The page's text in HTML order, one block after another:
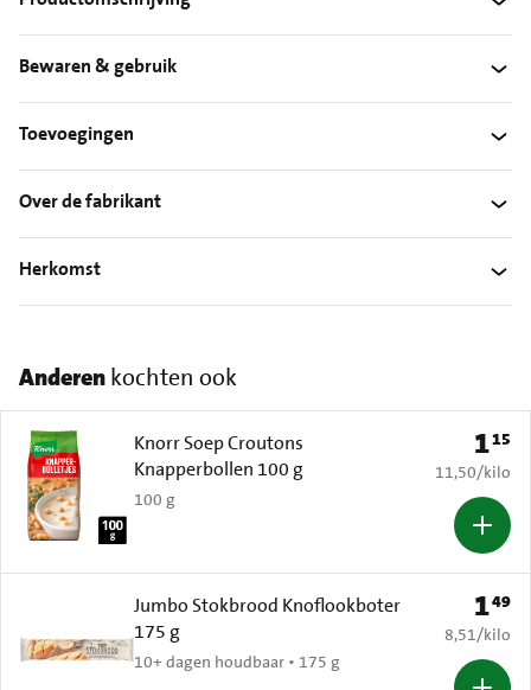
Bewaren & gebruik
Toevoegingen
Over de fabrikant
Herkomst
Anderenkochten ook
Knorr Soep Croutons
Knapperbollen 100 g
100 g
Prijs:
115
€ 11,50 per
11,50/kilo
Jumbo Stokbrood Knoflookboter
175 g
10+ dagen houdbaar • 175 g
Prijs:
149
€ 8,51 per
8,51/kilo